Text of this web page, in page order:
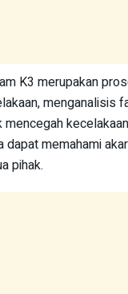
K3 merupakan
menganalisis
memahami
pihak.